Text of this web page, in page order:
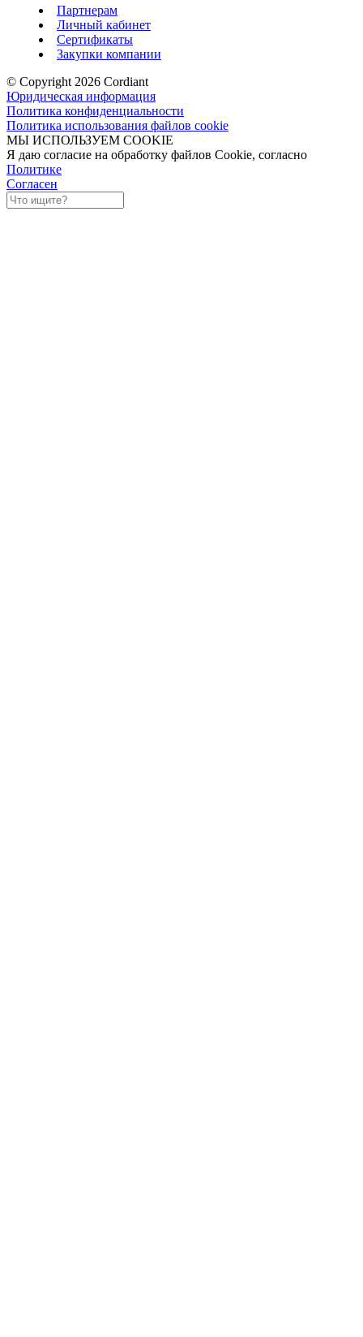
Партнерам
Личный кабинет
Сертификаты
Закупки компании
© Copyright 2026 Cordiant
Юридическая информация
Политика конфиденциальности
Политика использования файлов cookie
МЫ ИСПОЛЬЗУЕМ COOKIE
Я даю согласие на обработку файлов Cookie, согласно
Политике
Согласен